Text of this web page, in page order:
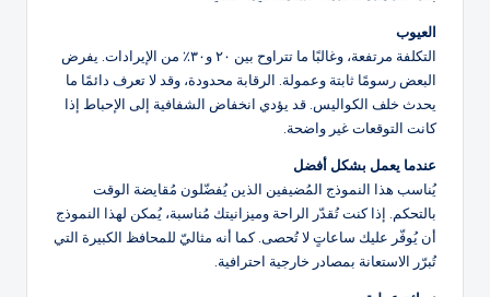
العيوب
التكلفة مرتفعة، وغالبًا ما تتراوح بين ٢٠ و٣٠٪ من الإيرادات. يفرض
البعض رسومًا ثابتة وعمولة. الرقابة محدودة، وقد لا تعرف دائمًا ما
يحدث خلف الكواليس. قد يؤدي انخفاض الشفافية إلى الإحباط إذا
كانت التوقعات غير واضحة.
عندما يعمل بشكل أفضل
يُناسب هذا النموذج المُضيفين الذين يُفضّلون مُقايضة الوقت
بالتحكم. إذا كنت تُقدّر الراحة وميزانيتك مُناسبة، يُمكن لهذا النموذج
أن يُوفّر عليك ساعاتٍ لا تُحصى. كما أنه مثاليّ للمحافظ الكبيرة التي
تُبرّر الاستعانة بمصادر خارجية احترافية.